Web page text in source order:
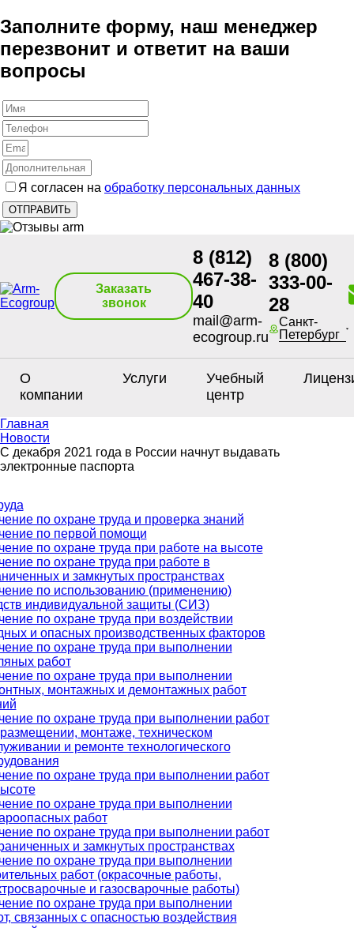
Заполните форму, наш менеджер
перезвонит и ответит на ваши
вопросы
Я согласен на обработку персональных данных
Заказать
звонок
8 (812)
467-38-
40
mail@arm-
ecogroup.ru
8 (800)
333-00-
28
Санкт-
Петербург
О
компании
Услуги
Учебный
центр
Главная
Новости
С декабря 2021 года в России начнут выдавать
электронные паспорта
по охране труда и проверка знаний
по первой помощи
по охране труда при работе на высоте
по охране труда при работе в
и замкнутых пространствах
по использованию (применению)
индивидуальной защиты (СИЗ)
по охране труда при воздействии
и опасных производственных факторов
по охране труда при выполнении
работ
по охране труда при выполнении
монтажных и демонтажных работ
по охране труда при выполнении работ
монтаже, техническом
и ремонте технологического
по охране труда при выполнении работ
по охране труда при выполнении
работ
по охране труда при выполнении работ
и замкнутых пространствах
по охране труда при выполнении
работ (окрасочные работы,
и газосварочные работы)
по охране труда при выполнении
связанных с опасностью воздействия